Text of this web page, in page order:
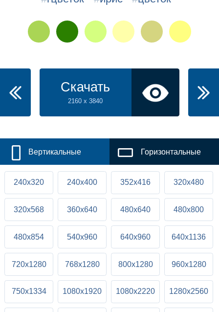
Скачать
2160 x 3840
Вертикальные Горизонтальные
240x320 240x400 352x416 320x480
320x568 360x640 480x640 480x800
480x854 540x960 640x960 640x1136
720x1280 768x1280 800x1280 960x1280
750x1334 1080x1920 1080x2220 1280x2560